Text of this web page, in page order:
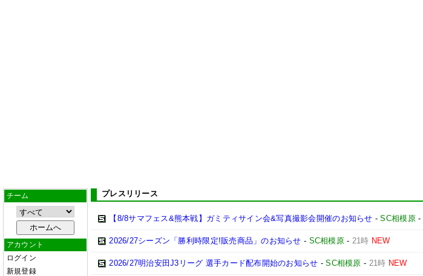
チーム
アカウント
ログイン
新規登録
プレスリリース
【8/8サマフェス&熊本戦】ガミティサイン会&写真撮影会開催のお知らせ -SC相模原-
2026/27シーズン「勝利時限定!販売商品」のお知らせ - SC相模原- 21時 NEW
2026/27明治安田J3リーグ 選手カード配布開始のお知らせ -SC相模原 - 21時 NEW